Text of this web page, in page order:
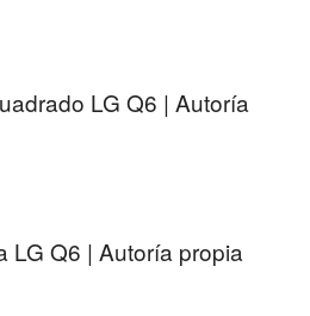
LG Q6 | Autoría
LG Q6 | Autoría propia